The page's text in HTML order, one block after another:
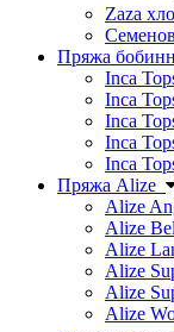
Zaza
Пряжа
Inca
Inca
Inca
Inca
Inca
Пряжа Alize
Alize
Alize
Alize
Alize
Alize
Alize